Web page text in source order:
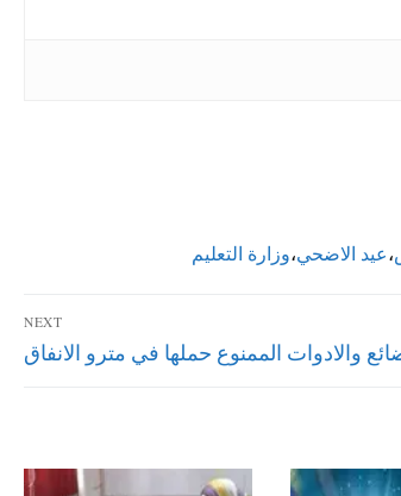
،عيد الاضحي،وزارة التعليم
NEXT
والادوات الممنوع حملها في مترو الانفاق